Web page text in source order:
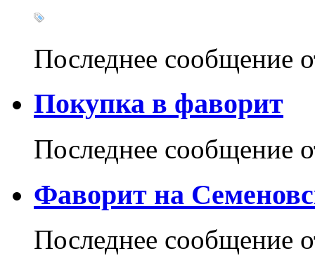
Последнее сообщение
Покупка в фаворит
Последнее сообщение
Фаворит на
Последнее сообщение